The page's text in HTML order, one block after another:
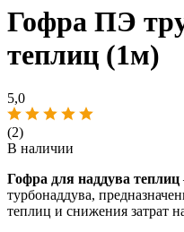
Гофра ПЭ
теплиц (1м)
5,0
(2)
В наличии
Гофра для наддува теплиц
турбонаддува,
теплиц и снижения затрат